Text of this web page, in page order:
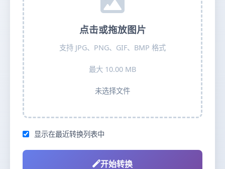
点击或拖放图片
支持 JPG、PNG、GIF、BMP 格式
最大 10.00 MB
未选择文件
显示在最近转换列表中
开始转换